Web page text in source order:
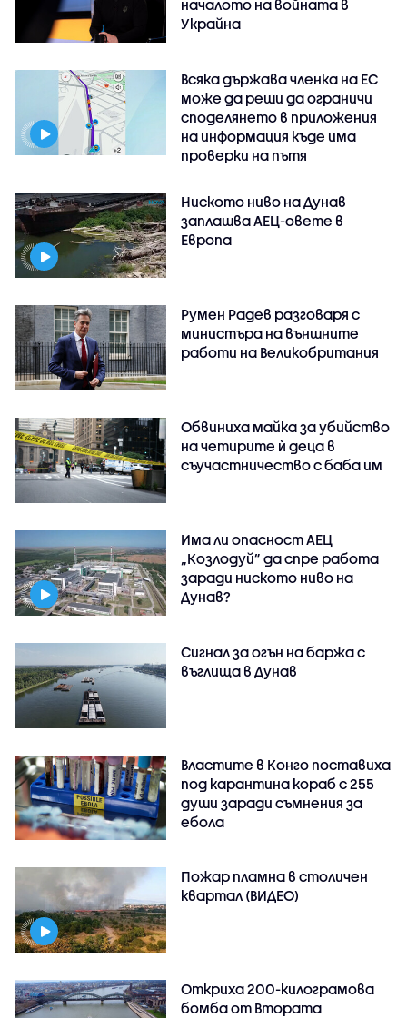
началото на войната в
Украйна
Всяка държава членка на ЕС
може да реши да ограничи
споделянето в приложения
на информация къде има
проверки на пътя
Ниското ниво на Дунав
заплашва АЕЦ-овете в
Европа
Румен Радев разговаря с
министъра на външните
работи на Великобритания
Обвиниха майка за убийство
на четирите ѝ деца в
съучастничество с баба им
Има ли опасност АЕЦ
„Козлодуй” да спре работа
заради ниското ниво на
Дунав?
Сигнал за огън на баржа с
въглища в Дунав
Властите в Конго поставиха
под карантина кораб с 255
души заради съмнения за
ебола
Пожар пламна в столичен
квартал (ВИДЕО)
Откриха 200-килограмова
бомба от Втората